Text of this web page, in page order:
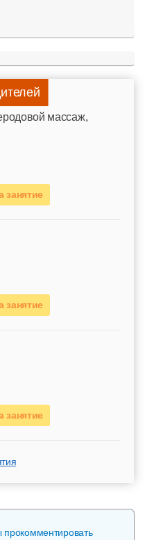
массаж,
занятие
занятие
занятие
прокомментировать